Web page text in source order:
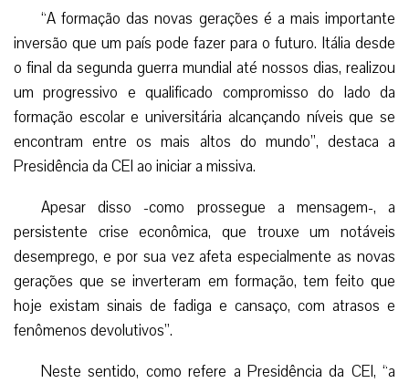
“A formação das novas gerações é a mais importante
inversão que um país pode fazer para o futuro. Itália desde
o final da segunda guerra mundial até nossos dias, realizou
um progressivo e qualificado compromisso do lado da
formação escolar e universitária alcançando níveis que se
encontram entre os mais altos do mundo”, destaca a
Presidência da CEI ao iniciar a missiva.
Apesar disso -como prossegue a mensagem-, a
persistente crise econômica, que trouxe um notáveis
desemprego, e por sua vez afeta especialmente as novas
gerações que se inverteram em formação, tem feito que
hoje existam sinais de fadiga e cansaço, com atrasos e
fenômenos devolutivos”.
Neste sentido, como refere a Presidência da CEI, “a